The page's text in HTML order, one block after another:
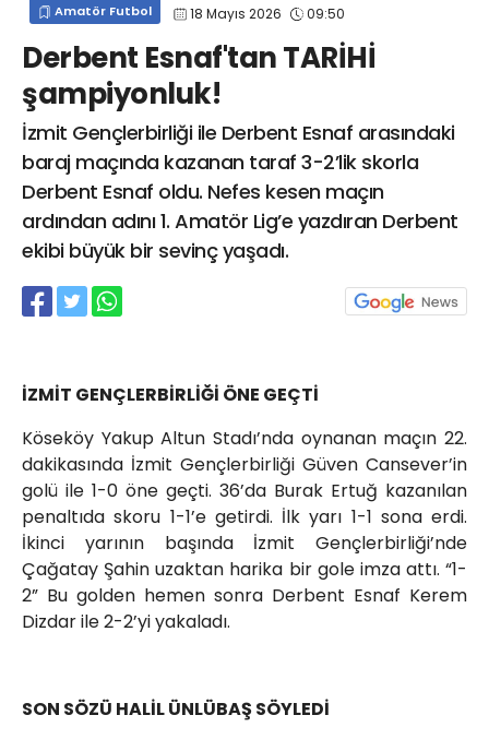
Amatör Futbol 18 Mayıs 2026 09:50
Derbent Esnaf'tan TARİHİ
şampiyonluk!
İzmit Gençlerbirliği ile Derbent Esnaf arasındaki
baraj maçında kazanan taraf 3-2’lik skorla
Derbent Esnaf oldu. Nefes kesen maçın
ardından adını 1. Amatör Lig’e yazdıran Derbent
ekibi büyük bir sevinç yaşadı.
İZMİT GENÇLERBİRLİĞİ ÖNE GEÇTİ
Köseköy Yakup Altun Stadı’nda oynanan maçın 22.
dakikasında İzmit Gençlerbirliği Güven Cansever’in
golü ile 1-0 öne geçti. 36’da Burak Ertuğ kazanılan
penaltıda skoru 1-1’e getirdi. İlk yarı 1-1 sona erdi.
İkinci yarının başında İzmit Gençlerbirliği’nde
Çağatay Şahin uzaktan harika bir gole imza attı. “1-
2” Bu golden hemen sonra Derbent Esnaf Kerem
Dizdar ile 2-2’yi yakaladı.
SON SÖZÜ HALİL ÜNLÜBAŞ SÖYLEDİ
info@spor41.com